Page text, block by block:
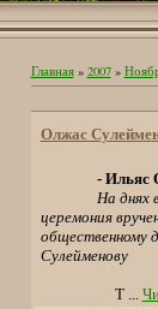
Главная» 2007 »
Олжас
- Ильяс
На днях
церемония
общественному
Сулейменову
Т ...